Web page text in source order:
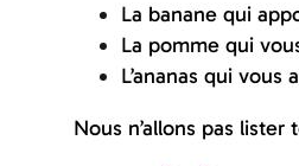
La banane qui
La pomme qui
L’ananas qui
Nous n’allons pas